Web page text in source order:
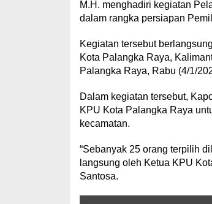
M.H. menghadiri kegiatan
dalam rangka persiapan
Kegiatan tersebut
Kota Palangka Raya,
Palangka Raya, Rabu (4/1/
Dalam kegiatan tersebut,
KPU Kota Palangka Raya
kecamatan.
“Sebanyak 25 orang terpilih
langsung oleh Ketua KPU
Santosa.